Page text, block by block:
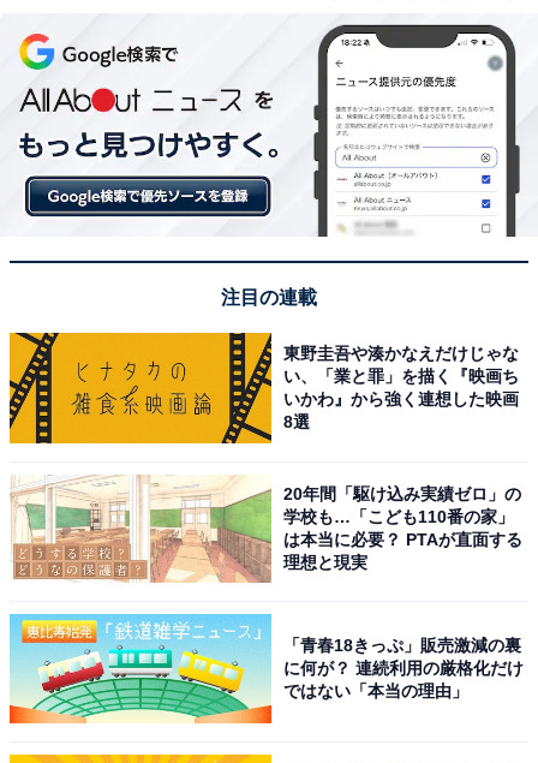
注目の連載
東野圭吾や湊かなえだけじゃな
い、「業と罪」を描く『映画ち
いかわ』から強く連想した映画
8選
20年間「駆け込み実績ゼロ」の
学校も…「こども110番の家」
は本当に必要？ PTAが直面する
理想と現実
「青春18きっぷ」販売激減の裏
に何が？ 連続利用の厳格化だけ
ではない「本当の理由」